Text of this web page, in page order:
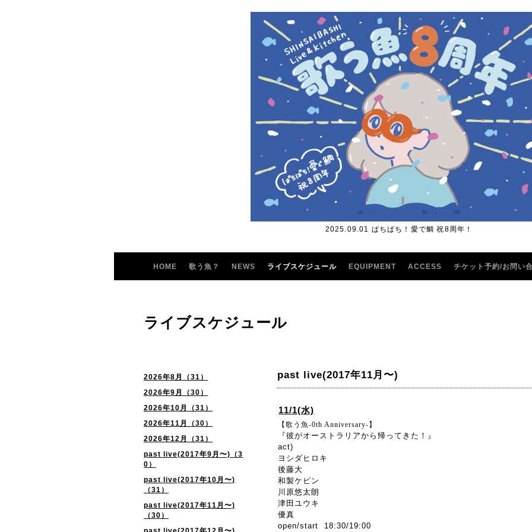
2025.09.01 ぱちぱち！愛で鯛 祝8周年！
HOME 歌う魚？ NEWS ライブスケジュール EQUIPMENT ACCESS チケット予約/お問い
2026年8月（31）
2026年9月（30）
2026年10月（31）
2026年11月（30）
2026年12月（31）
past live(2017年9月〜)（3
0）
past live(2017年10月〜)
（31）
past live(2017年11月〜)
（30）
ライブスケジュール
past live(2017年11月〜)
11/1(水)
【歌う魚-0th Anniversary-】
『彼がオーストラリアから帰ってきた！』
act)
ヨシダヒロキ
後藤大
和製ケビン
川原悠太朗
津田ユウキ
優真
open/start 18:30/19:00